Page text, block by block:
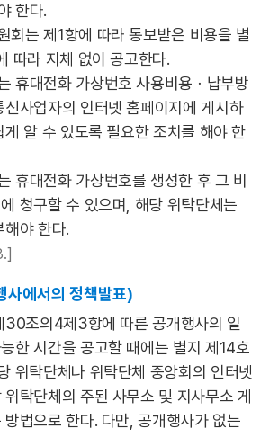
한다.
회는 제1항에 따라 통보받은 비용을 별
따라 지체 없이 공고한다.
휴대전화 가상번호 사용비용ㆍ납부방
사업자의 인터넷 홈페이지에 게시하
알 수 있도록 필요한 조치를 해야 한
휴대전화 가상번호를 생성한 후 그 비
청구할 수 있으며, 해당 위탁단체는
해야 한다.
에서의 정책발표)
조의4제3항에 따른 공개행사의 일
한 시간을 공고할 때에는 별지 제14호
위탁단체나 위탁단체 중앙회의 인터넷
탁단체의 주된 사무소 및 지사무소 게
법으로 한다. 다만, 공개행사가 없는